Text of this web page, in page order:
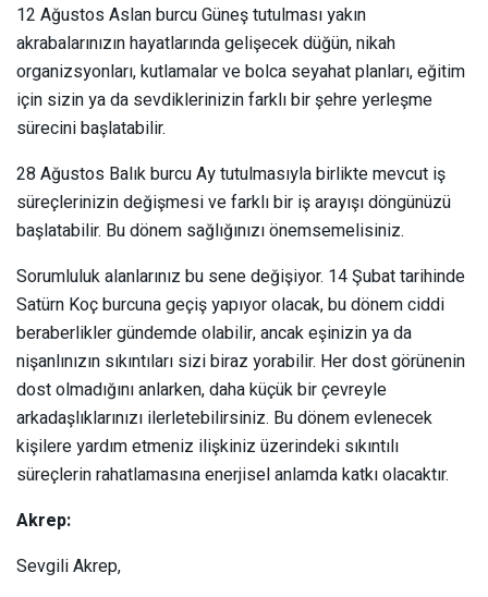
12 Ağustos Aslan burcu Güneş tutulması yakın
akrabalarınızın hayatlarında gelişecek düğün, nikah
organizsyonları, kutlamalar ve bolca seyahat planları, eğitim
için sizin ya da sevdiklerinizin farklı bir şehre yerleşme
sürecini başlatabilir.
28 Ağustos Balık burcu Ay tutulmasıyla birlikte mevcut iş
süreçlerinizin değişmesi ve farklı bir iş arayışı döngünüzü
başlatabilir. Bu dönem sağlığınızı önemsemelisiniz.
Sorumluluk alanlarınız bu sene değişiyor. 14 Şubat tarihinde
Satürn Koç burcuna geçiş yapıyor olacak, bu dönem ciddi
beraberlikler gündemde olabilir, ancak eşinizin ya da
nişanlınızın sıkıntıları sizi biraz yorabilir. Her dost görünenin
dost olmadığını anlarken, daha küçük bir çevreyle
arkadaşlıklarınızı ilerletebilirsiniz. Bu dönem evlenecek
kişilere yardım etmeniz ilişkiniz üzerindeki sıkıntılı
süreçlerin rahatlamasına enerjisel anlamda katkı olacaktır.
Akrep:
Sevgili Akrep,